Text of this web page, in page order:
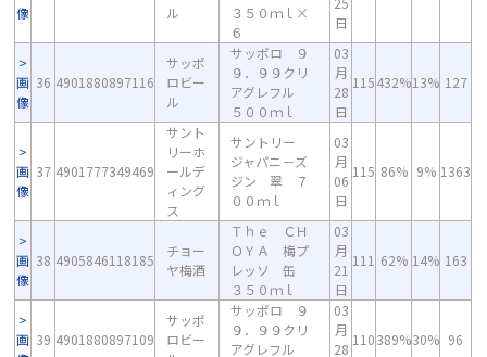
像
ル
３５０ｍｌ×
６
日
画
像
36 4901880897116
サッポ
ロビー
ル
サッポロ ９
９．９９クリ
アグレフル
５００ｍｌ
03
月
28
日
115432%13% 127
画
像
37 4901777349469
サント
リーホ
ールデ
ィング
ス
サントリー
ジャパニ－ズ
ジン 翠 ７
００ｍｌ
03
月
06
日
115 86% 9% 1363
画
像
38 4905846118185
チョー
ヤ梅酒
Ｔｈｅ ＣＨ
ＯＹＡ 梅プ
レッソ 缶
３５０ｍｌ
03
月
21
日
111 62% 14% 163
画 39 4901880897109
サッポ
ロビー
サッポロ ９
９．９９クリ
アグレフル
03
月
28
110389%30% 96